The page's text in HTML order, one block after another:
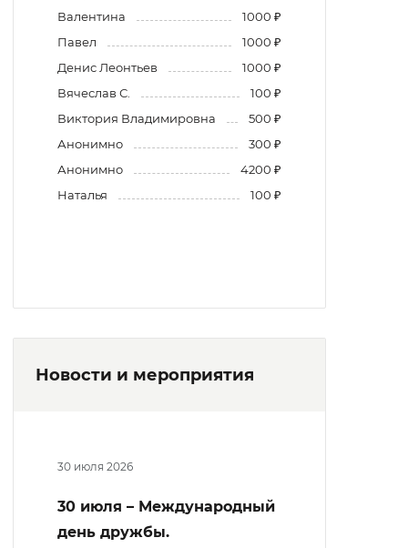
Валентина
1000 ₽
Павел
1000 ₽
Денис Леонтьев
1000 ₽
Вячеслав С.
100 ₽
Виктория Владимировна
500 ₽
Анонимно
300 ₽
Анонимно
4200 ₽
Наталья
100 ₽
Новости и мероприятия
30 июля 2026
30 июля – Международный
день дружбы.